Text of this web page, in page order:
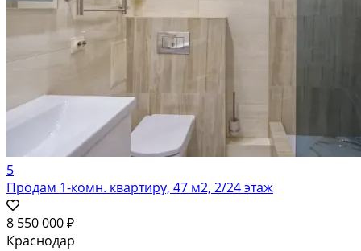
5
Продам 1-комн. квартиру, 47 м2, 2/24 этаж
8 550 000 ₽
Краснодар